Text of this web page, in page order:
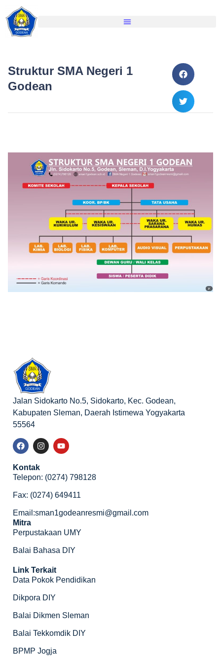
Struktur SMA Negeri 1
Godean
Jalan Sidokarto No.5, Sidokarto, Kec. Godean,
Kabupaten Sleman, Daerah Istimewa Yogyakarta
55564
Kontak
Telepon: (0274) 798128
Fax: (0274) 649411
Email:sman1godeanresmi@gmail.com
Mitra
Perpustakaan UMY
Balai Bahasa DIY
Link Terkait
Data Pokok Pendidikan
Dikpora DIY
Balai Dikmen Sleman
Balai Tekkomdik DIY
BPMP Jogja